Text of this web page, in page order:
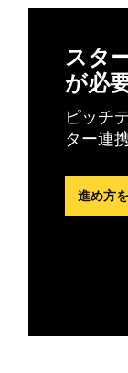
スタ
が必
ピッチ
ター連
進め方